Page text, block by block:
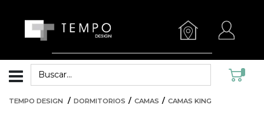
TEMPO DESIGN DORMITORIOS CAMAS CAMAS KING